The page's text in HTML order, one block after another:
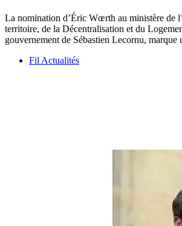
La nomination d’Éric Wœrth au ministère de
territoire, de la Décentralisation et du
gouvernement de Sébastien Lecornu, marque
Fil Actualités